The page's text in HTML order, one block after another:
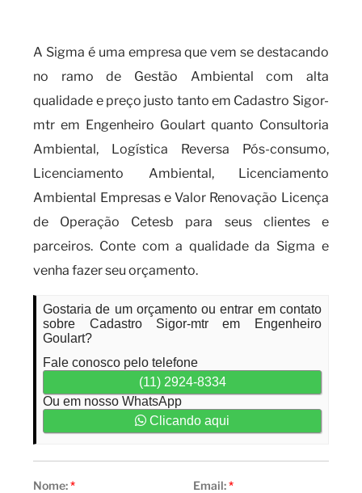
A Sigma é uma empresa que vem se destacando
no ramo de Gestão Ambiental com alta
qualidade e preço justo tanto em Cadastro Sigor-
mtr em Engenheiro Goulart quanto Consultoria
Ambiental, Logística Reversa Pós-consumo,
Licenciamento Ambiental, Licenciamento
Ambiental Empresas e Valor Renovação Licença
de Operação Cetesb para seus clientes e
parceiros. Conte com a qualidade da Sigma e
venha fazer seu orçamento.
Gostaria de um orçamento ou entrar em contato
sobre Cadastro Sigor-mtr em Engenheiro
Goulart?
Fale conosco pelo telefone
(11) 2924-8334
Ou em nosso WhatsApp
Clicando aqui
Nome:* Email:*